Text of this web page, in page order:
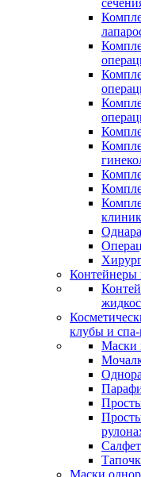
клиник
Контейнеры
клубы и
Маски
Маски